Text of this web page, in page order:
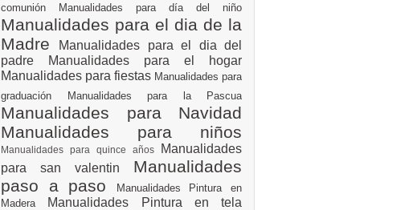
comunión Manualidades para día del niño
Manualidades para el dia de la
Madre
Manualidades para el dia del
padre
Manualidades para el hogar
Manualidades para fiestas Manualidades para
graduación Manualidades para la Pascua
Manualidades para Navidad
Manualidades para niños
Manualidades para quince años
Manualidades
para san valentin Manualidades
paso a paso
Manualidades Pintura en
Madera
Manualidades Pintura en tela